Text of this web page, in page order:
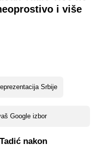
i više
Srbije
Google izbor
nakon